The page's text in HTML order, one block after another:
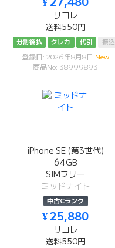
リコレ
送料550円
分割後払 クレカ 代引 振込
登録日: 2026年8月8日 New
商品No: 38999893
iPhone SE (第3世代)
64GB
SIMフリー
ミッドナイト
中古Cランク
¥ 25,880
リコレ
送料550円